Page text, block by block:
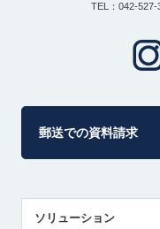
TEL：042-527-
郵送での資料請求
ソリューション